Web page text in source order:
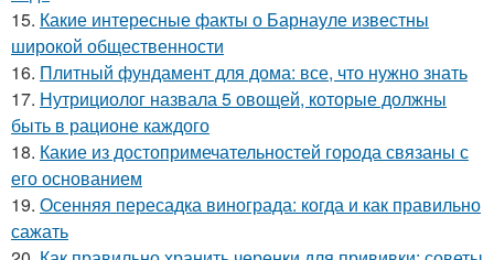
15. Какие интересные факты о Барнауле известны
широкой общественности
16. Плитный фундамент для дома: все, что нужно знать
17. Нутрициолог назвала 5 овощей, которые должны
быть в рационе каждого
18. Какие из достопримечательностей города связаны с
его основанием
19. Осенняя пересадка винограда: когда и как правильно
сажать